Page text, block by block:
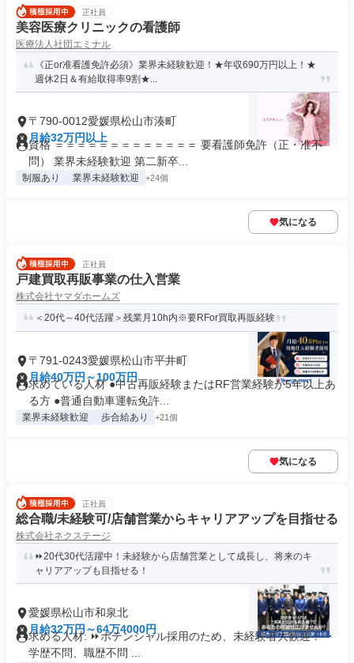
正社員
美容医療クリニックの看護師
医療法人社団エミナル
《正or准看護免許必須》業界未経験歓迎！★年収690万円以上！★
週休2日＆有給取得率9割★...
〒790-0012愛媛県松山市湊町
月給32万円以上
資格 ＝＝＝＝＝＝＝＝＝＝＝＝＝ 要看護師免許（正・准不
問） 業界未経験歓迎 第二新卒...
制服あり 業界未経験歓迎 +24個
気になる
正社員
戸建買取再販事業の仕入営業
株式会社ヤマダホームズ
＜20代～40代活躍＞残業月10h内※要RFor買取再販経験
〒791-0243愛媛県松山市平井町
月給40万円～100万円
求めている人材 ●中古再販経験またはRF営業経験が5年以上あ
る方 ●普通自動車運転免許...
業界未経験歓迎 歩合給あり +21個
気になる
正社員
総合職/未経験可/店舗営業からキャリアアップを目指せる
株式会社ネクステージ
⏩️20代30代活躍中！未経験から店舗営業として成長し、将来のキ
ャリアアップも目指せる！
愛媛県松山市和泉北
月給32万円～64万4000円
求める人材: ⏩️ポテンシャル採用のため、未経験者大歓迎！ ・
学歴不問、職歴不問 ...